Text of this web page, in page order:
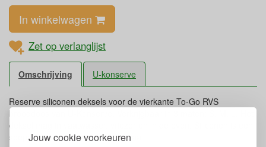
Jouw cookie voorkeuren
In winkelwagen
Zet op verlanglijst
Omschrijving U-konserve
Reserve siliconen deksels voor de vierkante To-Go RVS
brooddoos van U-Konserve. Verkrijgbaar in 3 maten: S, M, L. Het
deksel mag in vaatwasser, vriezer en in de oven. Siliconen is een
soepel, veilig en natuurlijk materiaal.